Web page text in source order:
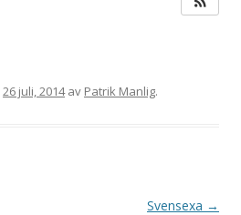
26 juli, 2014av Patrik Manlig.
Svensexa →